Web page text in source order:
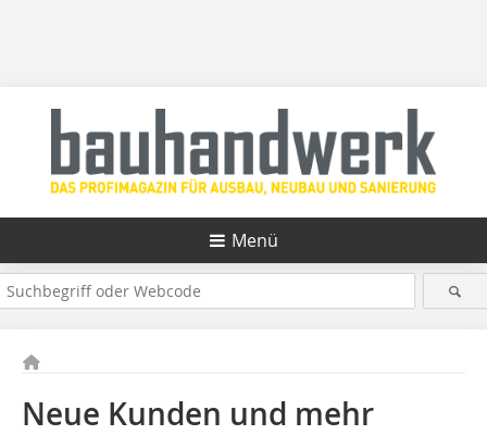
Menü
Neue Kunden und mehr